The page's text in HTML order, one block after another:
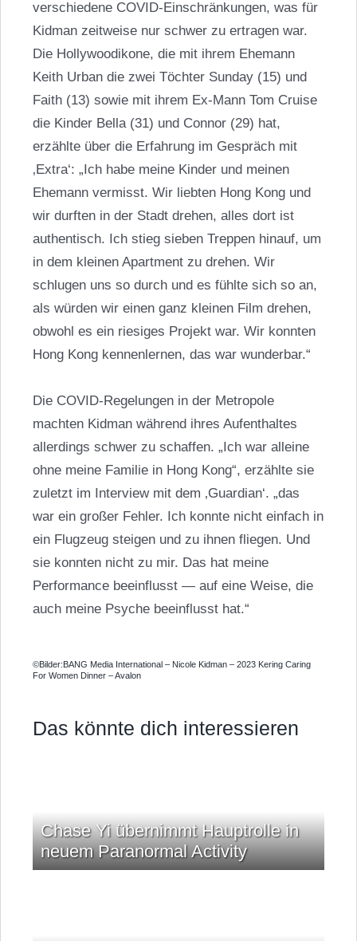
verschiedene COVID-Einschränkungen, was für
Kidman zeitweise nur schwer zu ertragen war.
Die Hollywoodikone, die mit ihrem Ehemann
Keith Urbandie zwei Töchter Sunday (15) und
Faith (13) sowie mit ihrem Ex-Mann Tom Cruise
die Kinder Bella (31) und Connor (29) hat,
erzählte über die Erfahrung im Gespräch mit
‚Extra‘: „Ich habe meine Kinder und meinen
Ehemann vermisst. Wir liebten Hong Kong und
wir durften in der Stadt drehen, alles dort ist
authentisch. Ich stieg sieben Treppen hinauf, um
in dem kleinen Apartment zu drehen. Wir
schlugen uns so durch und es fühlte sich so an,
als würden wir einen ganz kleinen Film drehen,
obwohl es ein riesiges Projekt war. Wir konnten
Hong Kong kennenlernen, das war wunderbar.“
Die COVID-Regelungen in der Metropole
machten Kidman während ihres Aufenthaltes
allerdings schwer zu schaffen. „Ich war alleine
ohne meine Familie in Hong Kong“, erzählte sie
zuletzt im Interview mit dem ‚Guardian‘. „das
war ein großer Fehler. Ich konnte nicht einfach in
ein Flugzeug steigen und zu ihnen fliegen. Und
sie konnten nicht zu mir. Das hat meine
Performance beeinflusst — auf eine Weise, die
auch meine Psyche beeinflusst hat.“
©Bilder:BANG Media International – Nicole Kidman – 2023 Kering Caring
For Women Dinner – Avalon
Das könnte dich interessieren
Chase Yi übernimmt Hauptrolle in
neuem Paranormal Activity